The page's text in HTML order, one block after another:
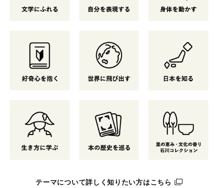
テーマについて詳しく知りたい方はこちら